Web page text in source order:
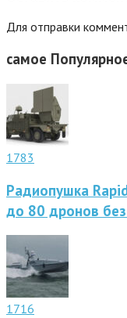
Для отправки
самое
1783
Радиопушка
до 80 дронов
1716